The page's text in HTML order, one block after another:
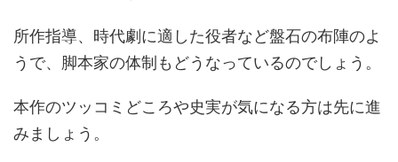
所作指導、時代劇に適した役者など盤石の布陣のよ
うで、脚本家の体制もどうなっているのでしょう。
本作のツッコミどころや史実が気になる方は先に進
みましょう。